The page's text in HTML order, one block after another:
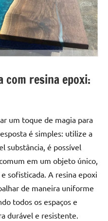
com resina epoxi:
um toque de magia para
é simples: utilize a
substância, é possível
em um objeto único,
sofisticada. A resina epoxi
de maneira uniforme
todos os espaços e
durável e resistente.